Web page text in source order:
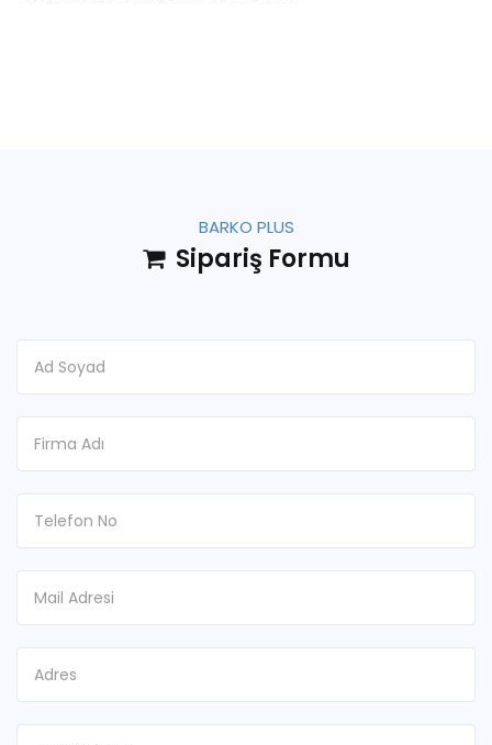
BARKO PLUS
Sipariş Formu